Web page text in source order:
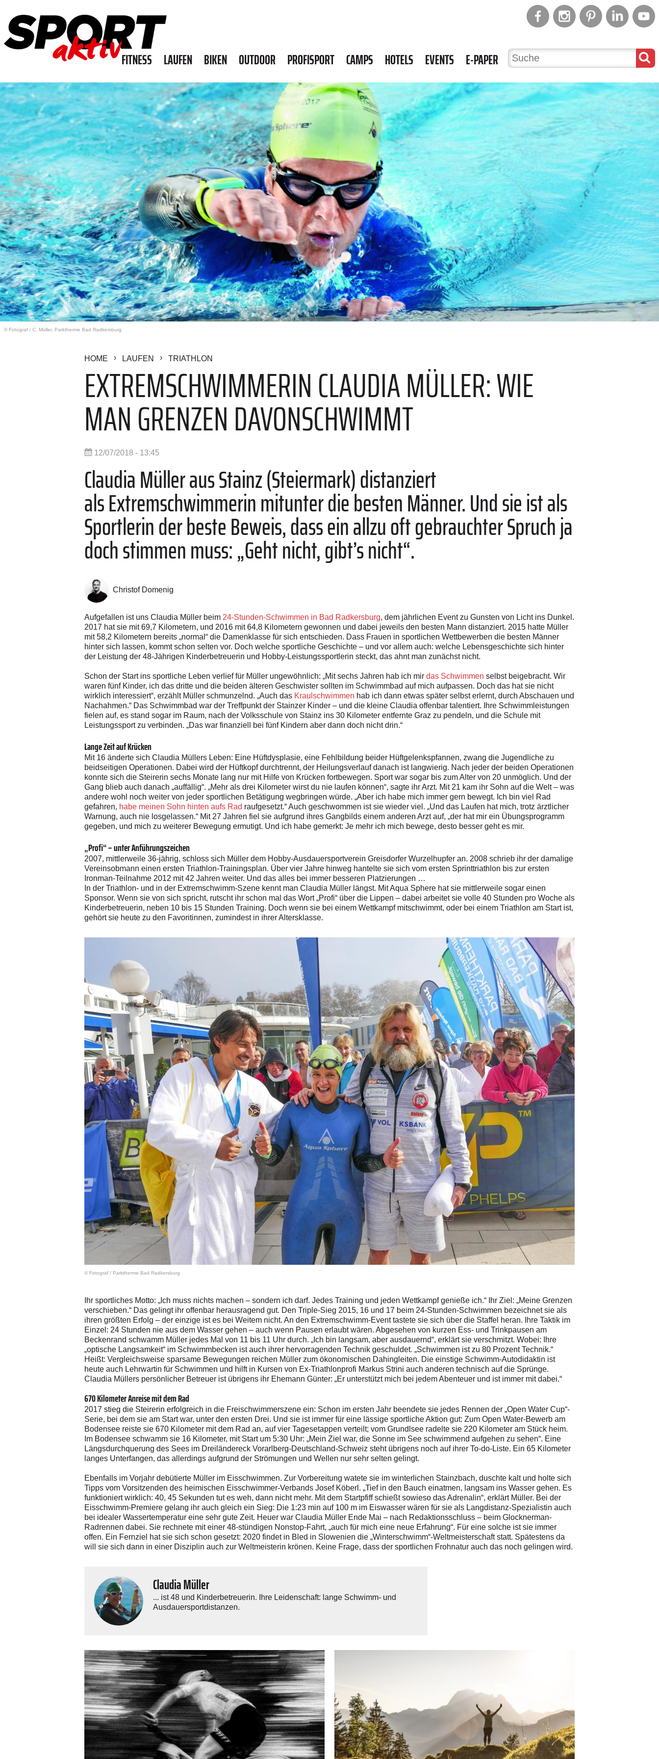
FITNESS LAUFEN BIKEN OUTDOOR PROFISPORT CAMPS HOTELS EVENTS E-PAPER
© Fotograf / C. Müller, Parktherme Bad Radkersburg
HOME LAUFEN TRIATHLON
EXTREMSCHWIMMERIN CLAUDIA MÜLLER: WIE
MAN GRENZEN DAVONSCHWIMMT
12/07/2018 - 13:45
Claudia Müller aus Stainz (Steiermark) distanziert
als Extremschwimmerin mitunter die besten Männer. Und sie ist als
Sportlerin der beste Beweis, dass ein allzu oft gebrauchter Spruch ja
doch stimmen muss: „Geht nicht, gibt’s nicht“.
Christof Domenig
Aufgefallen ist uns Claudia Müller beim 24-Stunden-Schwimmen in Bad Radkersburg, dem jährlichen Event zu Gunsten von Licht ins Dunkel.
2017 hat sie mit 69,7 Kilometern, und 2016 mit 64,8 Kilometern gewonnen und dabei jeweils den besten Mann distanziert. 2015 hatte Müller
mit 58,2 Kilometern bereits „normal“ die Damenklasse für sich entschieden. Dass Frauen in sportlichen Wettbewerben die besten Männer
hinter sich lassen, kommt schon selten vor. Doch welche sportliche Geschichte – und vor allem auch: welche Lebensgeschichte sich hinter
der Leistung der 48-Jährigen Kinderbetreuerin und Hobby-Leistungssportlerin steckt, das ahnt man zunächst nicht.
Schon der Start ins sportliche Leben verlief für Müller ungewöhnlich: „Mit sechs Jahren hab ich mir das Schwimmen selbst beigebracht. Wir
waren fünf Kinder, ich das dritte und die beiden älteren Geschwister sollten im Schwimmbad auf mich aufpassen. Doch das hat sie nicht
wirklich interessiert“, erzählt Müller schmunzelnd. „Auch das Kraulschwimmen hab ich dann etwas später selbst erlernt, durch Abschauen und
Nachahmen.“ Das Schwimmbad war der Treffpunkt der Stainzer Kinder – und die kleine Claudia offenbar talentiert. Ihre Schwimmleistungen
fielen auf, es stand sogar im Raum, nach der Volksschule von Stainz ins 30 Kilometer entfernte Graz zu pendeln, und die Schule mit
Leistungssport zu verbinden. „Das war finanziell bei fünf Kindern aber dann doch nicht drin.“
Lange Zeit auf Krücken
Mit 16 änderte sich Claudia Müllers Leben: Eine Hüftdysplasie, eine Fehlbildung beider Hüftgelenkspfannen, zwang die Jugendliche zu
beidseitigen Operationen. Dabei wird der Hüftkopf durch­trennt, der Heilungsverlauf danach ist langwierig. Nach jeder der beiden Operationen
konnte sich die Steirerin sechs Monate lang nur mit Hilfe von Krücken fortbewegen. Sport war sogar bis zum Alter von 20 unmöglich. Und der
Gang blieb auch danach „auffällig“. „Mehr als drei Kilometer wirst du nie laufen können“, sagte ihr Arzt. Mit 21 kam ihr Sohn auf die Welt – was
andere wohl noch weiter von jeder sportlichen Betätigung wegbringen würde. „Aber ich habe mich immer gern bewegt. Ich bin viel Rad
gefahren, habe meinen Sohn hinten aufs Rad raufgesetzt.“ Auch geschwommen ist sie wieder viel. „Und das Laufen hat mich, trotz ärztlicher
Warnung, auch nie losgelassen.“ Mit 27 Jahren fiel sie aufgrund ihres Gangbilds einem anderen Arzt auf, „der hat mir ein Übungsprogramm
gegeben, und mich zu weiterer Bewegung ermutigt. Und ich habe gemerkt: Je mehr ich mich bewege, desto besser geht es mir.
„Profi“ – unter Anführungszeichen
2007, mittlerweile 36-jährig, schloss sich Müller dem Hobby-Ausdauersportverein Greisdorfer Wurzelhupfer an. 2008 schrieb ihr der damalige
Vereins­obmann einen ersten Triathlon-Trainingsplan. Über vier Jahre hinweg hantelte sie sich vom ersten Sprinttriathlon bis zur ersten
Ironman-Teilnahme 2012 mit 42 Jahren weiter. Und das alles bei immer besseren Platzierungen …
In der Triathlon- und in der Extremschwimm-Szene kennt man Claudia Müller längst. Mit Aqua Sphere hat sie mittlerweile sogar einen
Sponsor. Wenn sie von sich spricht, rutscht ihr schon mal das Wort „Profi“ über die Lippen – dabei arbeitet sie volle 40 Stunden pro Woche als
Kinderbetreuerin, neben 10 bis 15 Stunden Training. Doch wenn sie bei einem Wettkampf mitschwimmt, oder bei einem Triathlon am Start ist,
gehört sie heute zu den Favoritinnen, zumindest in ihrer Altersklasse.
© Fotograf / Parktherme Bad Radkersburg
Ihr sportliches Motto: „Ich muss nichts machen – sondern ich darf. Jedes Training und jeden Wettkampf genieße ich.“ Ihr Ziel: „Meine Grenzen
verschieben.“ Das gelingt ihr offenbar herausragend gut. Den Triple-Sieg 2015, 16 und 17 beim 24-Stunden-Schwimmen bezeichnet sie als
ihren größten Erfolg – der einzige ist es bei Weitem nicht. An den Extremschwimm-Event tastete sie sich über die Staffel heran. Ihre Taktik im
Einzel: 24 Stunden nie aus dem Wasser gehen – auch wenn Pausen erlaubt wären. Abgesehen von kurzen Ess- und Trinkpausen am
Beckenrand schwamm Müller jedes Mal von 11 bis 11 Uhr durch. „Ich bin langsam, aber ausdauernd“, erklärt sie verschmitzt. Wobei: Ihre
„optische Langsamkeit“ im Schwimmbecken ist auch ihrer hervorragenden Technik geschuldet. „Schwimmen ist zu 80 Prozent Technik.“
Heißt: Vergleichsweise sparsame Bewegungen reichen Müller zum ökonomischen Dahingleiten. Die einstige Schwimm-Autodidaktin ist
heute auch Lehrwartin für Schwimmen und hilft in Kursen von Ex-Triathlonprofi Markus Strini auch anderen technisch auf die Sprünge.
Claudia Müllers persönlicher Betreuer ist übrigens ihr Ehemann Günter: „Er unterstützt mich bei jedem Abenteuer und ist immer mit dabei.“
670 Kilometer Anreise mit dem Rad
2017 stieg die Steirerin erfolgreich in die Freischwimmerszene ein: Schon im ersten Jahr beendete sie jedes Rennen der „Open Water Cup“-
Serie, bei dem sie am Start war, unter den ersten Drei. Und sie ist immer für eine lässige sportliche Aktion gut: Zum Open Water-Bewerb am
Bodensee reiste sie 670 Kilometer mit dem Rad an, auf vier Tagesetappen verteilt; vom Grundlsee radelte sie 220 Kilometer am Stück heim.
Im Bodensee schwamm sie 16 Kilometer, mit Start um 5:30 Uhr: „Mein Ziel war, die Sonne im See schwimmend aufgehen zu sehen“. Eine
Längsdurchquerung des Sees im Dreiländereck Vorarlberg-Deutschland-Schweiz steht übrigens noch auf ihrer To-do-Liste. Ein 65 Kilometer
langes Unterfangen, das allerdings aufgrund der Strömungen und Wellen nur sehr selten gelingt.
Ebenfalls im Vorjahr debütierte Müller im Eisschwimmen. Zur Vorbereitung watete sie im winterlichen Stainzbach, duschte kalt und holte sich
Tipps vom Vorsitzenden des heimischen Eisschwimmer-Verbands Josef Köberl. „Tief in den Bauch einatmen, langsam ins Wasser gehen. Es
funktioniert wirklich: 40, 45 Sekunden tut es weh, dann nicht mehr. Mit dem Startpfiff schießt sowieso das Adrenalin“, erklärt Müller. Bei der
Eisschwimm-Premiere gelang ihr auch gleich ein Sieg: Die 1:23 min auf 100 m im Eiswasser wären für sie als Langdistanz-Spezialistin auch
bei idealer Wassertemperatur eine sehr gute Zeit. Heuer war Claudia Müller Ende Mai – nach Redaktionsschluss – beim Glocknerman-
Radrennen dabei. Sie rechnete mit einer 48-stündigen Nonstop-Fahrt, „auch für mich eine neue Erfahrung“. Für eine solche ist sie immer
offen. Ein Fernziel hat sie sich schon gesetzt: 2020 findet in Bled in Slowenien die „Winterschwimm“-Weltmeisterschaft statt. Spätestens da
will sie sich dann in einer Disziplin auch zur Weltmeisterin krönen. Keine Frage, dass der sportlichen Frohnatur auch das noch gelingen wird.
Claudia Müller
... ist 48 und Kinderbetreuerin. Ihre Leidenschaft: lange Schwimm- und
Ausdauersportdistanzen.